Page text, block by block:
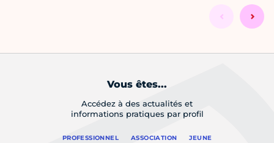
Vous êtes...
Accédez à des actualités et
informations pratiques par profil
PROFESSIONNEL ASSOCIATION JEUNE